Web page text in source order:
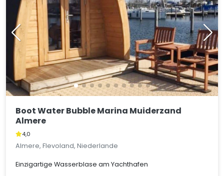
Boot Water Bubble Marina Muiderzand
Almere
4,0
Almere, Flevoland, Niederlande
Einzigartige Wasserblase am Yachthafen